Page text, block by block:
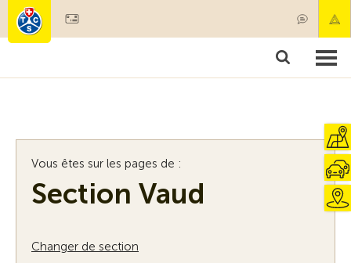
Membres & prestations
Vous êtes sur les pages de :
Section Vaud
Changer de section